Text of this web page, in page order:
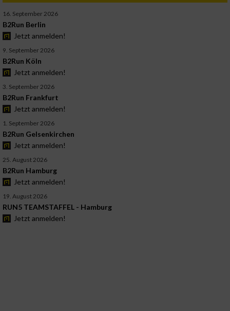
16. September 2026
B2Run Berlin
Jetzt anmelden!
9. September 2026
B2Run Köln
Jetzt anmelden!
3. September 2026
B2Run Frankfurt
Jetzt anmelden!
1. September 2026
B2Run Gelsenkirchen
Jetzt anmelden!
25. August 2026
B2Run Hamburg
Jetzt anmelden!
19. August 2026
RUN5 TEAMSTAFFEL - Hamburg
Jetzt anmelden!